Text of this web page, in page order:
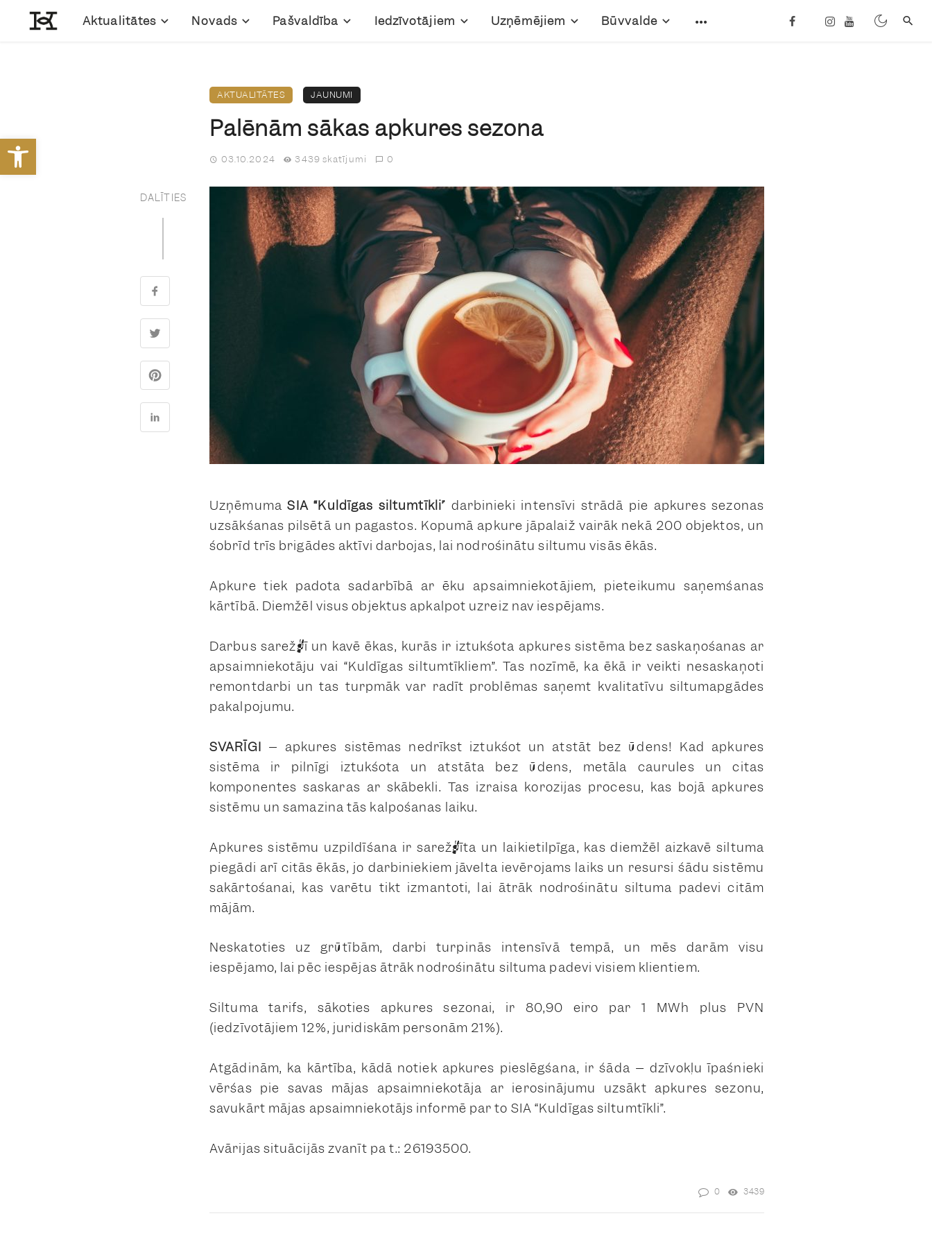
Open toolbar
Aktualitātes Novads Pašvaldība Iedzīvotājiem Uzņēmējiem Būvvalde
AKTUALITĀTES JAUNUMI
Palēnām sākas apkures sezona
03.10.2024 3439 skatījumi 0
DALĪTIES
UzņēmumaSIA “Kuldīgas siltumtīkli” darbinieki intensīvi strādā pie apkures sezonas
uzsākšanas pilsētā un pagastos. Kopumā apkure jāpalaiž vairāk nekā 200 objektos, un
šobrīd trīs brigādes aktīvi darbojas, lai nodrošinātu siltumu visās ēkās.
Apkure tiek padota sadarbībā ar ēku apsaimniekotājiem, pieteikumu saņemšanas
kārtībā. Diemžēl visus objektus apkalpot uzreiz nav iespējams.
Darbus sarežģī un kavē ēkas, kurās ir iztukšota apkures sistēma bez saskaņošanas ar
apsaimniekotāju vai “Kuldīgas siltumtīkliem”. Tas nozīmē, ka ēkā ir veikti nesaskaņoti
remontdarbi un tas turpmāk var radīt problēmas saņemt kvalitatīvu siltumapgādes
pakalpojumu.
SVARĪGI – apkures sistēmas nedrīkst iztukšot un atstāt bez ūdens! Kad apkures
sistēma ir pilnīgi iztukšota un atstāta bez ūdens, metāla caurules un citas
komponentes saskaras ar skābekli. Tas izraisa korozijas procesu, kas bojā apkures
sistēmu un samazina tās kalpošanas laiku.
Apkures sistēmu uzpildīšana ir sarežģīta un laikietilpīga, kas diemžēl aizkavē siltuma
piegādi arī citās ēkās, jo darbiniekiem jāvelta ievērojams laiks un resursi šādu sistēmu
sakārtošanai, kas varētu tikt izmantoti, lai ātrāk nodrošinātu siltuma padevi citām
mājām.
Neskatoties uz grūtībām, darbi turpinās intensīvā tempā, un mēs darām visu
iespējamo, lai pēc iespējas ātrāk nodrošinātu siltuma padevi visiem klientiem.
Siltuma tarifs, sākoties apkures sezonai, ir 80,90 eiro par 1 MWh plus PVN
(iedzīvotājiem 12%, juridiskām personām 21%).
Atgādinām, ka kārtība, kādā notiek apkures pieslēgšana, ir šāda – dzīvokļu īpašnieki
vēršas pie savas mājas apsaimniekotāja ar ierosinājumu uzsākt apkures sezonu,
savukārt mājas apsaimniekotājs informē par to SIA “Kuldīgas siltumtīkli”.
Avārijas situācijās zvanīt pa t.: 26193500.
0 3439